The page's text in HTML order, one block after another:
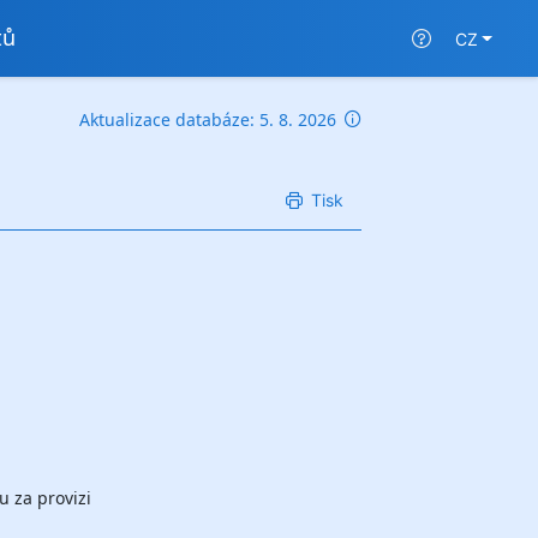
CZ
Aktualizace databáze: 5. 8. 2026
Tisk
za provizi